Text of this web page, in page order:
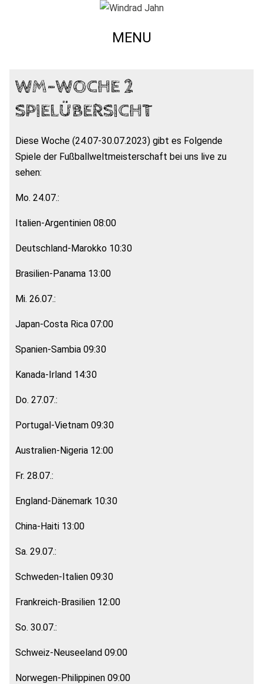
MENU
WM-WOCHE 2
SPIELÜBERSICHT
Diese Woche (24.07-30.07.2023) gibt es Folgende
Spiele der Fußballweltmeisterschaft bei uns live zu
sehen:
Mo. 24.07.:
Italien-Argentinien 08:00
Deutschland-Marokko 10:30
Brasilien-Panama 13:00
Mi. 26.07.:
Japan-Costa Rica 07:00
Spanien-Sambia 09:30
Kanada-Irland 14:30
Do. 27.07.:
Portugal-Vietnam 09:30
Australien-Nigeria 12:00
Fr. 28.07.:
England-Dänemark 10:30
China-Haiti 13:00
Sa. 29.07.:
Schweden-Italien 09:30
Frankreich-Brasilien 12:00
So. 30.07.:
Schweiz-Neuseeland 09:00
Norwegen-Philippinen 09:00